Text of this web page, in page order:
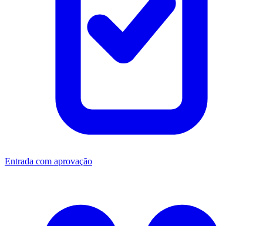
Entrada com aprovação